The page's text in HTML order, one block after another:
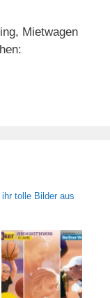
Mietwagen
tolle Bilder aus